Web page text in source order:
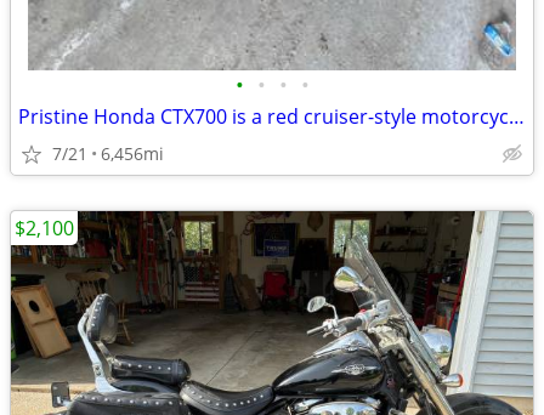
• • • •
Pristine Honda CTX700 is a red cruiser-style motorcycle.
7/21 6,456mi
$2,100